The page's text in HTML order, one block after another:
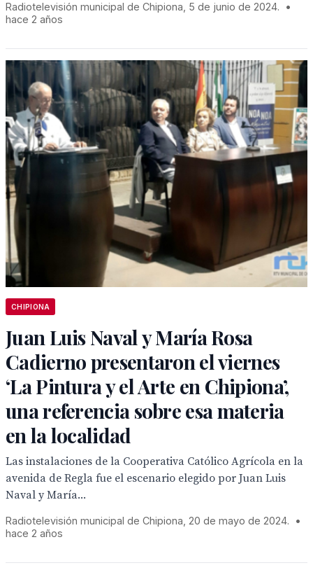
Radiotelevisión municipal de Chipiona, 5 de junio de 2024.
•
hace 2 años
CHIPIONA
Juan Luis Naval y María Rosa
Cadierno presentaron el viernes
‘La Pintura y el Arte en Chipiona’,
una referencia sobre esa materia
en la localidad
Las instalaciones de la Cooperativa Católico Agrícola en la
avenida de Regla fue el escenario elegido por Juan Luis
Naval y María...
Radiotelevisión municipal de Chipiona, 20 de mayo de 2024.
•
hace 2 años